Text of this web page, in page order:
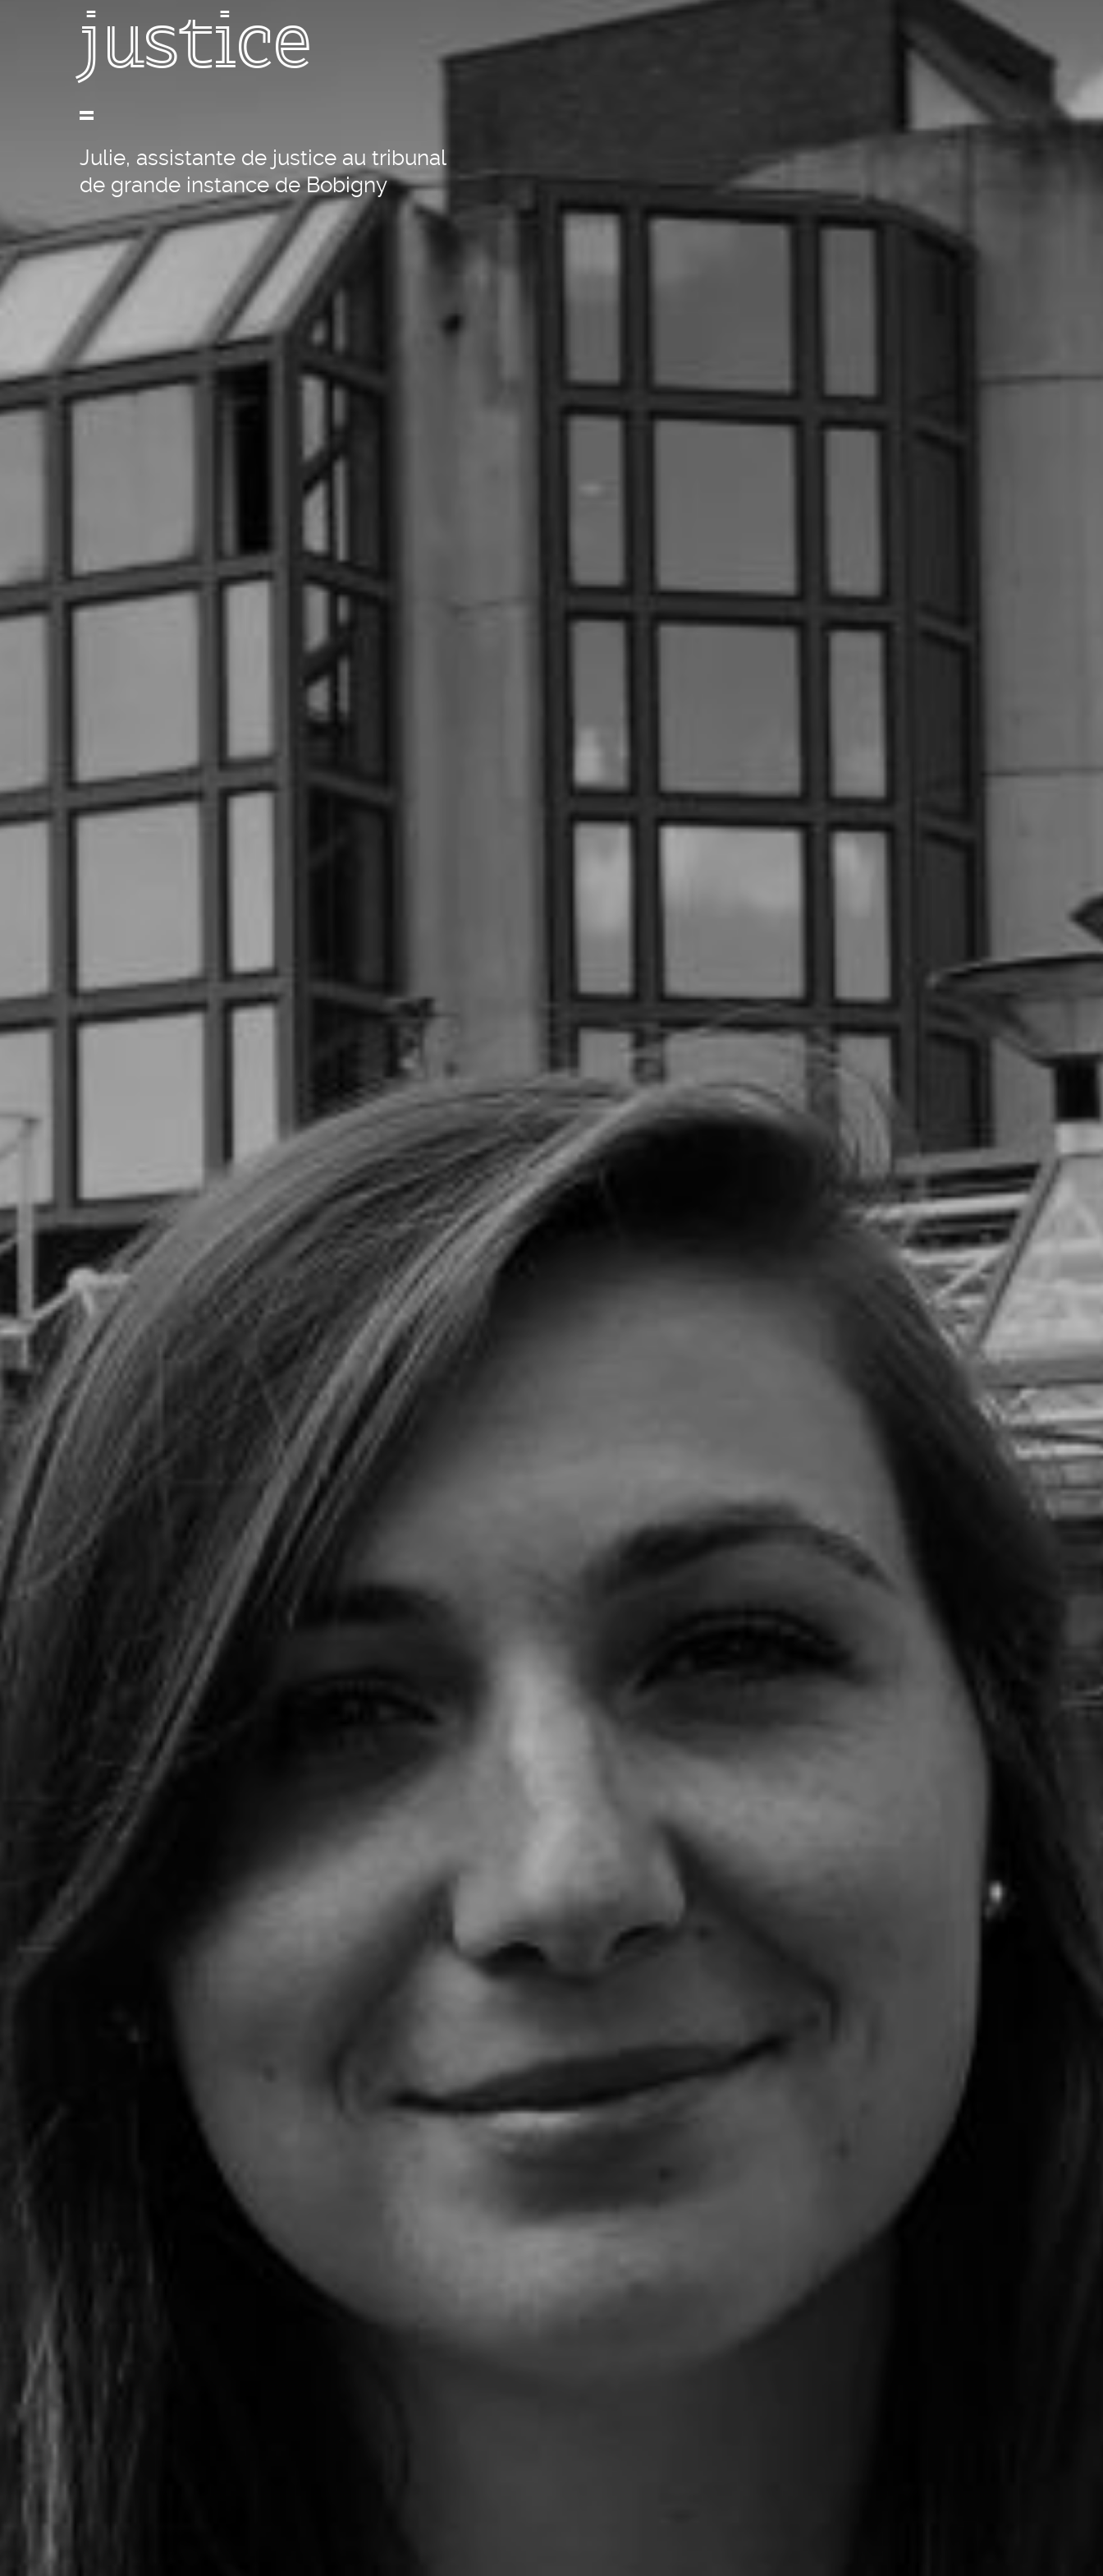
justice
Julie, assistante de justice au tribunal
de grande instance de Bobigny